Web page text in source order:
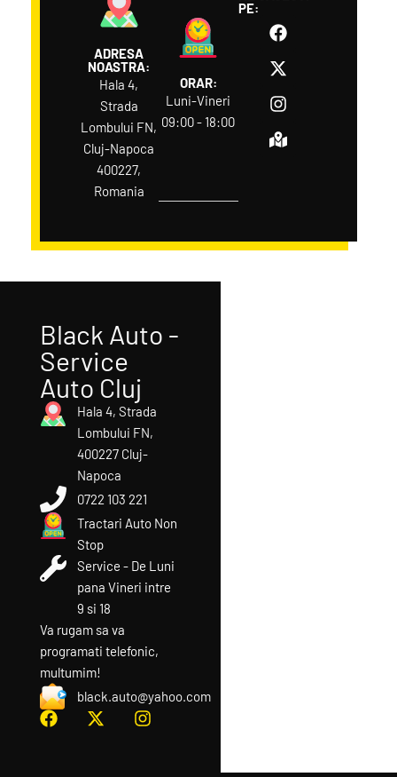
ADRESA
NOASTRA:
Hala 4,
Strada
Lombului FN,
Cluj-Napoca
400227,
Romania
ORAR:
Luni-Vineri
09:00 - 18:00
PE:
Black Auto -
Service
Auto Cluj
Hala 4, Strada
Lombului FN,
400227 Cluj-
Napoca
0722 103 221
Tractari Auto Non
Stop
Service - De Luni
pana Vineri intre
9 si 18
Va rugam sa va
programati telefonic,
multumim!​
black.auto@yahoo.com